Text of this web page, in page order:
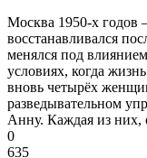
Москва 1950-х годов
восстанавливался
менялся под
условиях, когда
вновь четырёх
разведывательном
Анну. Каждая из них,
0
635